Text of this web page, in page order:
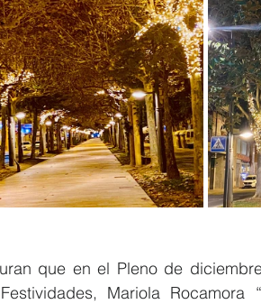
que en el Pleno de
Mariola Rocamora